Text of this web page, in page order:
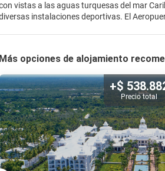
vistas a las aguas turquesas del mar
instalaciones deportivas. El
Más opciones de alojamiento
+$
Precio total